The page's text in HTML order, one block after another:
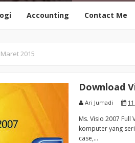
Accounting Contact Me
2015
Download
Ari Jumadi
Ms. Visio 2007
komputer yang
case,...